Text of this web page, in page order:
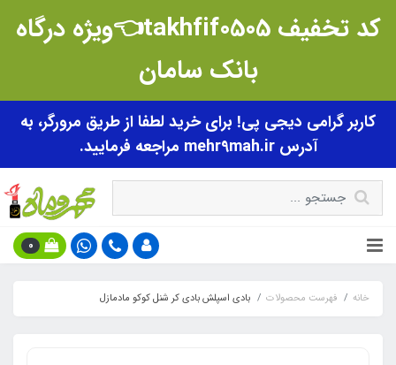
کد تخفیف takhfif0505👈ویژه درگاه
بانک سامان
کاربر گرامی دیجی پی! برای خرید لطفا از طریق مرورگر، به
آدرس mehr9mah.ir مراجعه فرمایید.
0
خانه فهرست محصولات بادی اسپلش بادی کر شنل کوکو‌ مادمازل